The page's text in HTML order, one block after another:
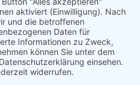
Öffnungszeiten und mehr